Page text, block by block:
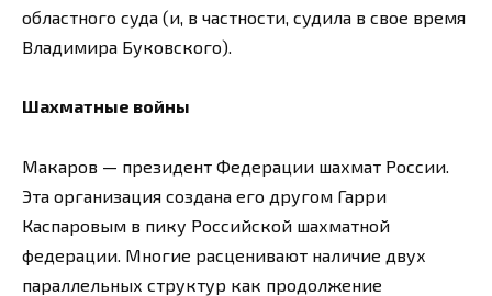
областного суда (и, в частности, судила в свое время
Владимира Буковского).
Шахматные войны
Макаров — президент Федерации шахмат России.
Эта организация создана его другом Гарри
Каспаровым в пику Российской шахматной
федерации. Многие расценивают наличие двух
параллельных структур как продолжение